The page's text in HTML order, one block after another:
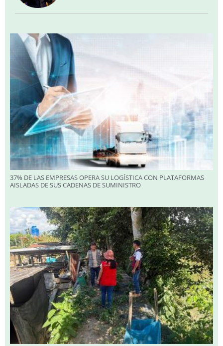
37% DE LAS EMPRESAS OPERA SU LOGÍSTICA CON PLATAFORMAS
AISLADAS DE SUS CADENAS DE SUMINISTRO